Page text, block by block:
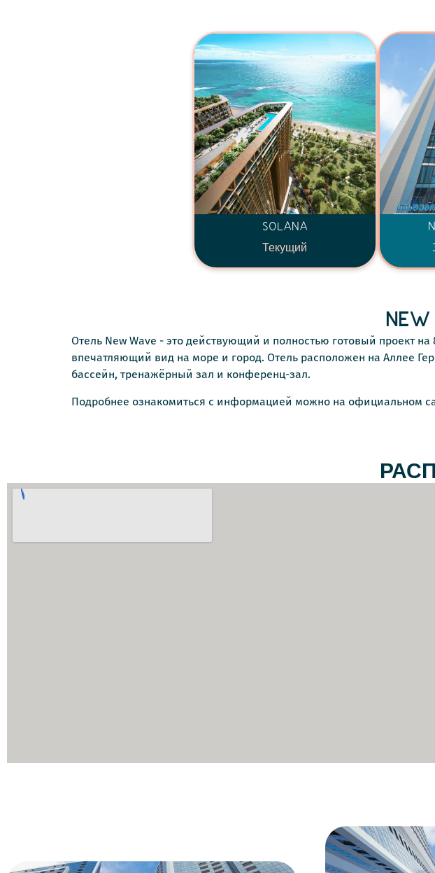
SOLANA
Текущий
NEW
Отель New Wave - это действующий и полностью готовый проект
впечатляющий вид на море и город. Отель расположен на Аллее
бассейн, тренажёрный зал и конференц-зал.
Подробнее ознакомиться с информацией можно на официальном